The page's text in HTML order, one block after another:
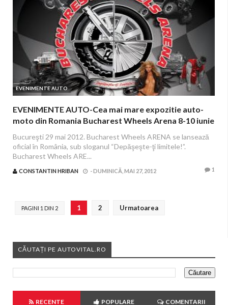
EVENIMENTE AUTO
EVENIMENTE AUTO-Cea mai mare expozitie auto-
moto din Romania Bucharest Wheels Arena 8-10 iunie
Bucureşti 29 mai 2012. Bucharest Wheels ARENA se lansează
oficial în România, sub sloganul “Depăşeşte-ţi limitele!”.
Bucharest Wheels ARE...
CONSTANTIN HRIBAN -DUMINICĂ, MAI 27, 2012 1
PAGINI 1 DIN 2 1 2 Urmatoarea
CĂUTAȚI PE AUTOVITAL.RO
RECENTE POPULARE COMENTARII